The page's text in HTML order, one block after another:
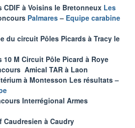
CDIF à Voisins le Bretonneux Les
Palmares– Equipe carabine
du circuit Pôles Picards à Tracy le
M Circuit Pôle Picard à Roye
Amical TAR à Laon
à Montesson Les résultats –
Interrégional Armes
à Caudry